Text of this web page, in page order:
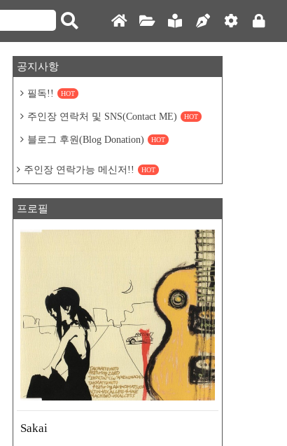
공지사항
필독!! HOT
주인장 연락처 및 SNS(Contact ME) HOT
블로그 후원(Blog Donation) HOT
주인장 연락가능 메신저!! HOT
프로필
Sakai